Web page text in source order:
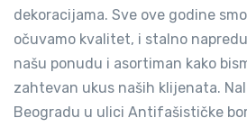
dekoracijama. Sve ove godine
očuvamo kvalitet, i stalno
našu ponudu i asortiman kako
zahtevan ukus naših klijenata.
Beogradu u ulici Antifašističke